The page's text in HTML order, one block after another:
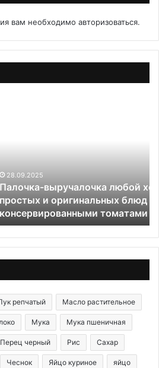
вам необходимо авторизоваться.
любой хозяйки: пять идей
блюд с
томатами
репчатый Масло растительное
Мука Мука пшеничная
Перец черный Рис Сахар
Чеснок Яйцо куриное яйцо